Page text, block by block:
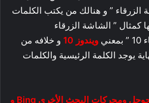
” و هنالك من يكتب الكلمات
كمثال ” الشاشة الزرقاء
ويندوز 10
و خلافه من
يوجد الكلمة الرئيسية والكلمات
كيف اضافة موقعك في جوجل ومحركات البحث الأخرى Bing و